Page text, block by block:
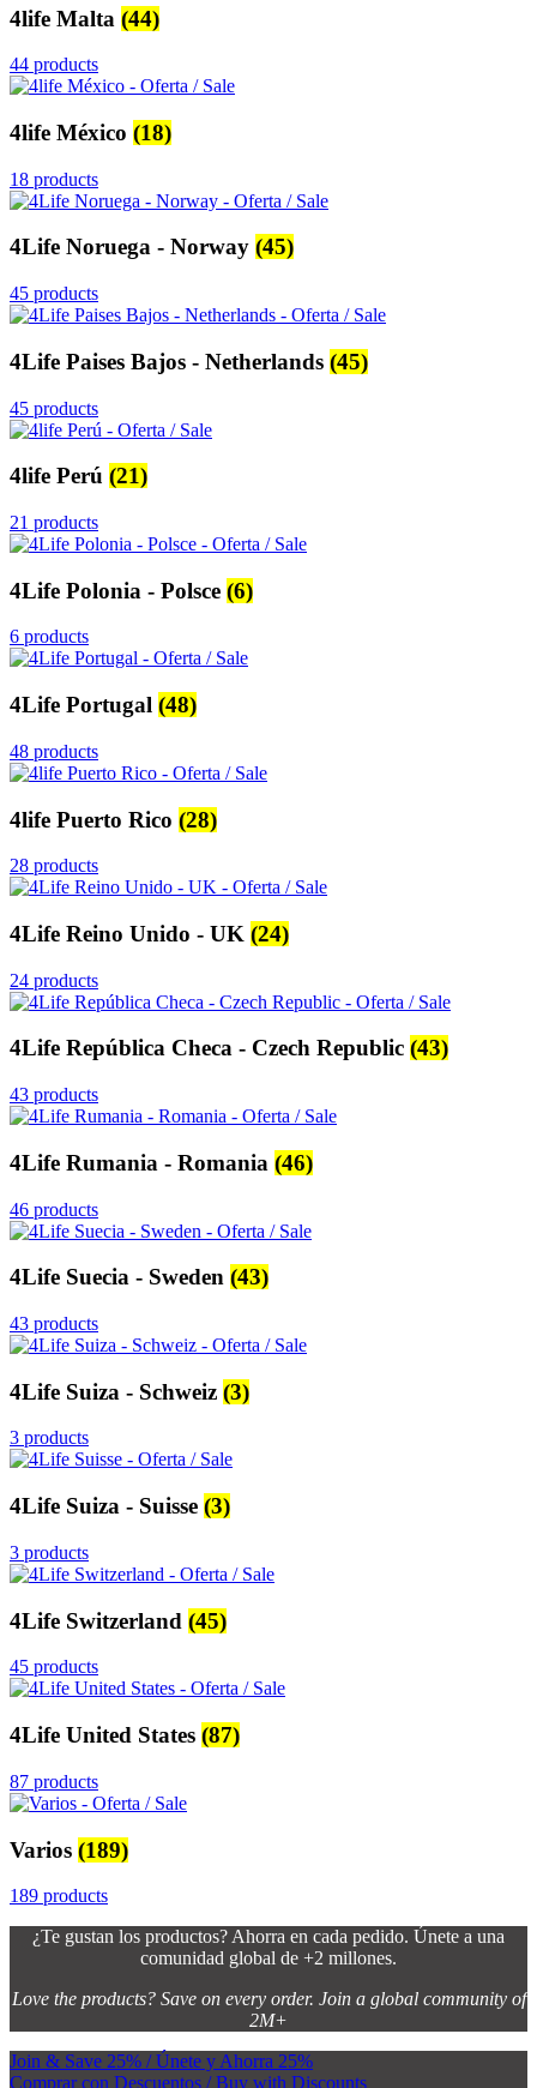
4life Malta (44)
44 products
4life México (18)
18 products
4Life Noruega - Norway (45)
45 products
4Life Paises Bajos - Netherlands (45)
45 products
4life Perú (21)
21 products
4Life Polonia - Polsce (6)
6 products
4Life Portugal (48)
48 products
4life Puerto Rico (28)
28 products
4Life Reino Unido - UK (24)
24 products
4Life República Checa - Czech Republic (43)
43 products
4Life Rumania - Romania (46)
46 products
4Life Suecia - Sweden (43)
43 products
4Life Suiza - Schweiz (3)
3 products
4Life Suiza - Suisse (3)
3 products
4Life Switzerland (45)
45 products
4Life United States (87)
87 products
Varios (189)
189 products
¿Te gustan los productos? Ahorra en cada pedido. Únete a una
comunidad global de +2 millones.
Love the products? Save on every order. Join a global community of
2M+
Join & Save 25% / Únete y Ahorra 25%
Comprar con Descuentos / Buy with Discounts